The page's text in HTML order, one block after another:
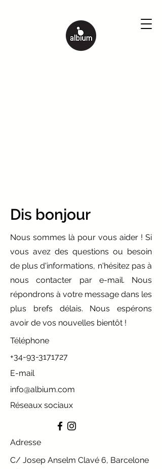
Dis bonjour
Nous sommes là pour vous aider ! Si
vous avez des questions ou besoin
de plus d'informations, n'hésitez pas à
nous contacter par e-mail. Nous
répondrons à votre message dans les
plus brefs délais. Nous espérons
avoir de vos nouvelles bientôt !
Téléphone
+34-93-3171727
E-mail
info@albium.com
Réseaux sociaux
Adresse
C/ Josep Anselm Clavé 6, Barcelone